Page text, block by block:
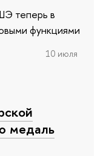
теперь в
функциями
10 июля
медаль